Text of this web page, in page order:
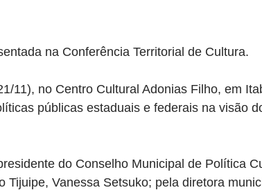
na Conferência Territorial de Cultura.
11), no Centro Cultural Adonias Filho, em
públicas estaduais e federais na visão
do Conselho Municipal de Política
Tijuipe, Vanessa Setsuko; pela diretora